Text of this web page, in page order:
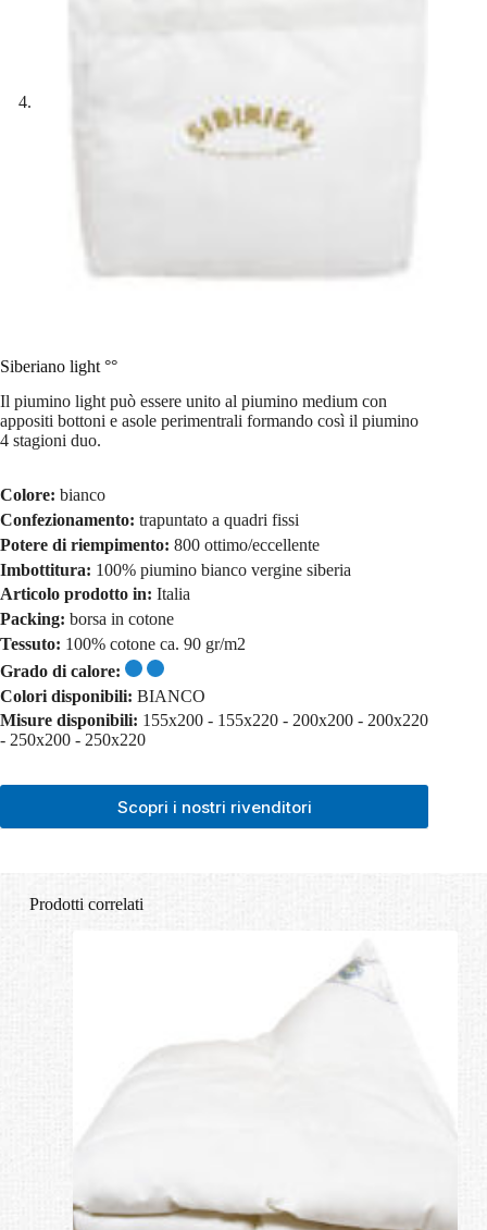
Siberiano light °°
Il piumino light può essere unito al piumino medium con
appositi bottoni e asole perimentrali formando così il piumino
4 stagioni duo.
Colore: bianco
Confezionamento: trapuntato a quadri fissi
Potere di riempimento: 800 ottimo/eccellente
Imbottitura: 100% piumino bianco vergine siberia
Articolo prodotto in: Italia
Packing: borsa in cotone
Tessuto: 100% cotone ca. 90 gr/m2
Grado di calore:
Colori disponibili: BIANCO
Misure disponibili: 155x200 - 155x220 - 200x200 - 200x220
- 250x200 - 250x220
Scopri i nostri rivenditori
Prodotti correlati